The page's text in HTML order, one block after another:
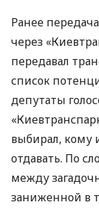
Ранее
через
передавал
список
депутаты
выбирал, кому
отдавать. По
между
заниженной в